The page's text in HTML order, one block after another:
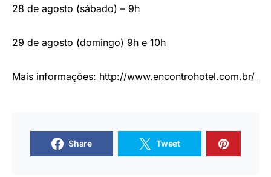
28 de agosto (sábado) – 9h
29 de agosto (domingo) 9h e 10h
Mais informações: http://www.encontrohotel.com.br/
Share Tweet